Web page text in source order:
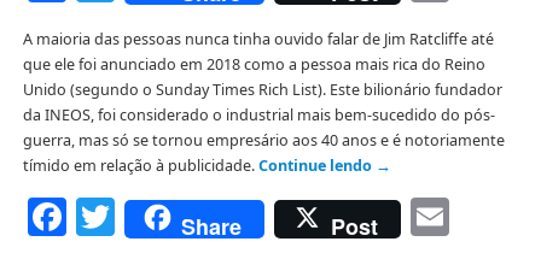
A maioria das pessoas nunca tinha ouvido falar de Jim Ratcliffe até
que ele foi anunciado em 2018 como a pessoa mais rica do Reino
Unido (segundo o Sunday Times Rich List). Este bilionário fundador
da INEOS, foi considerado o industrial mais bem-sucedido do pós-
guerra, mas só se tornou empresário aos 40 anos e é notoriamente
tímido em relação à publicidade.Continue lendo →
Facebook
Twitter
Share Post